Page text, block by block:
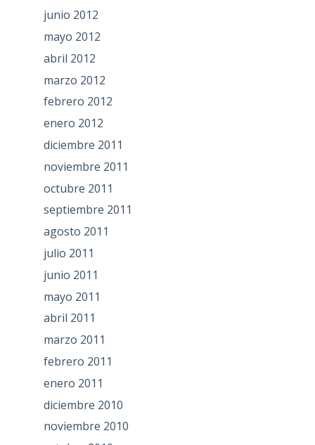
junio 2012
mayo 2012
abril 2012
marzo 2012
febrero 2012
enero 2012
diciembre 2011
noviembre 2011
octubre 2011
septiembre 2011
agosto 2011
julio 2011
junio 2011
mayo 2011
abril 2011
marzo 2011
febrero 2011
enero 2011
diciembre 2010
noviembre 2010